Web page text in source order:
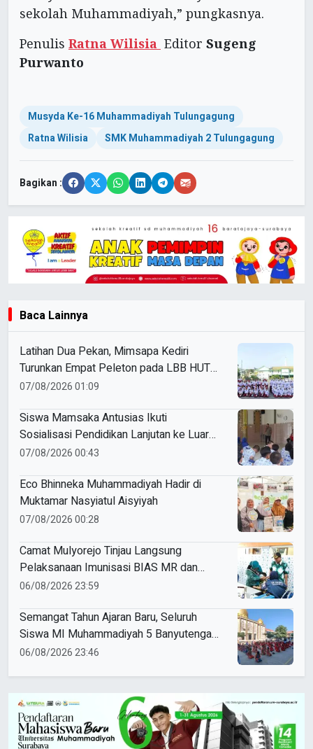
sekolah Muhammadiyah,” pungkasnya.
Penulis Ratna Wilisia Editor Sugeng
Purwanto
Musyda Ke-16 Muhammadiyah Tulungagung
Ratna Wilisia
SMK Muhammadiyah 2 Tulungagung
Bagikan :
Baca Lainnya
Latihan Dua Pekan, Mimsapa Kediri
Turunkan Empat Peleton pada LBB HUT
Ke-81 RI Kecamatan Pare
07/08/2026 01:09
Siswa Mamsaka Antusias Ikuti
Sosialisasi Pendidikan Lanjutan ke Luar
Negeri
07/08/2026 00:43
Eco Bhinneka Muhammadiyah Hadir di
Muktamar Nasyiatul Aisyiyah
07/08/2026 00:28
Camat Mulyorejo Tinjau Langsung
Pelaksanaan Imunisasi BIAS MR dan
HPV di SD Muhammadiyah 18 Surabaya
06/08/2026 23:59
Semangat Tahun Ajaran Baru, Seluruh
Siswa MI Muhammadiyah 5 Banyutengah
Ikuti Latihan Tapak Suci Perdana
06/08/2026 23:46